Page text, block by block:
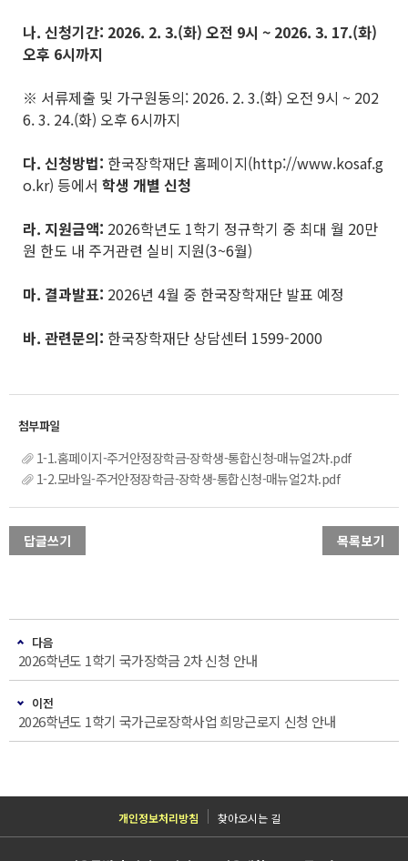
나. 신청기간: 2026. 2. 3.(화) 오전 9시 ~ 2026. 3. 17.(화)
오후 6시까지
※ 서류제출 및 가구원동의: 2026. 2. 3.(화) 오전 9시 ~ 202
6. 3. 24.(화) 오후 6시까지
다. 신청방법: 한국장학재단 홈페이지(http://www.kosaf.g
o.kr) 등에서 학생 개별 신청
라. 지원금액: 2026학년도 1학기 정규학기 중 최대 월 20만
원 한도 내 주거관련 실비 지원(3~6월)
마. 결과발표: 2026년 4월 중 한국장학재단 발표 예정
바. 관련문의: 한국장학재단 상담센터 1599-2000
1-1.홈페이지-주거안정장학금-장학생-통합신청-매뉴얼2차.pdf
1-2.모바일-주거안정장학금-장학생-통합신청-매뉴얼2차.pdf
답글쓰기 목록보기
다음
2026학년도 1학기 국가장학금 2차 신청 안내
이전
2026학년도 1학기 국가근로장학사업 희망근로지 신청 안내
개인정보처리방침 찾아오시는 길